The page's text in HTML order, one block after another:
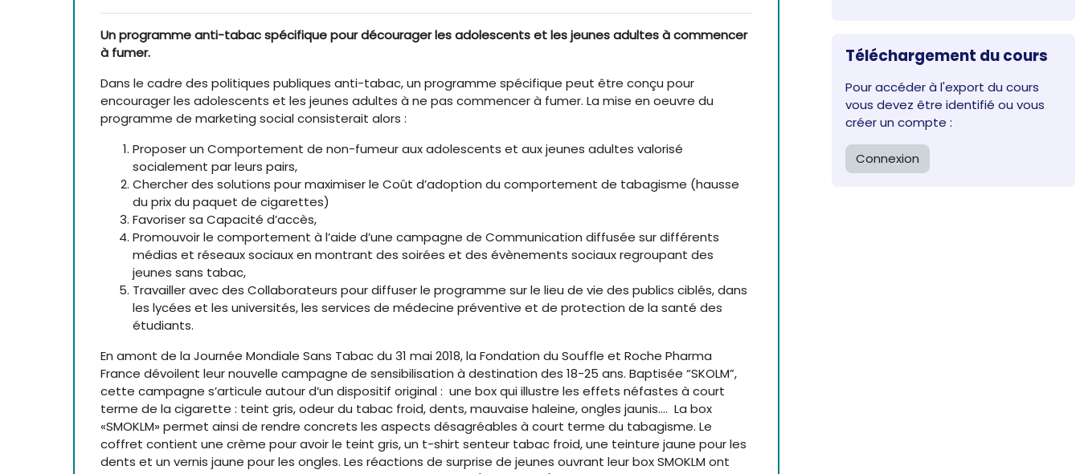
Téléchargement du cours
Pour accéder à l'export du cours
vous devez être identifié ou vous
créer un compte :
Connexion
Un programme anti-tabac spécifique pour décourager les adolescents et les jeunes adultes à commencer
à fumer.
Dans le cadre des politiques publiques anti-tabac, un programme spécifique peut être conçu pour
encourager les adolescents et les jeunes adultes à ne pas commencer à fumer. La mise en oeuvre du
programme de marketing social consisterait alors :
Proposer un Comportement de non-fumeur aux adolescents et aux jeunes adultes valorisé
socialement par leurs pairs,
Chercher des solutions pour maximiser le Coût d’adoption du comportement de tabagisme (hausse
du prix du paquet de cigarettes)
Favoriser sa Capacité d’accès,
Promouvoir le comportement à l’aide d’une campagne de Communication diffusée sur différents
médias et réseaux sociaux en montrant des soirées et des évènements sociaux regroupant des
jeunes sans tabac,
Travailler avec des Collaborateurs pour diffuser le programme sur le lieu de vie des publics ciblés, dans
les lycées et les universités, les services de médecine préventive et de protection de la santé des
étudiants.
En amont de la Journée Mondiale Sans Tabac du 31 mai 2018, la Fondation du Souffle et Roche Pharma
France dévoilent leur nouvelle campagne de sensibilisation à destination des 18-25 ans. Baptisée “SKOLM”,
cette campagne s’articule autour d’un dispositif original : une box qui illustre les effets néfastes à court
terme de la cigarette : teint gris, odeur du tabac froid, dents, mauvaise haleine, ongles jaunis.... La box
«SMOKLM» permet ainsi de rendre concrets les aspects désagréables à court terme du tabagisme. Le
coffret contient une crème pour avoir le teint gris, un t-shirt senteur tabac froid, une teinture jaune pour les
dents et un vernis jaune pour les ongles. Les réactions de surprise de jeunes ouvrant leur box SMOKLM ont